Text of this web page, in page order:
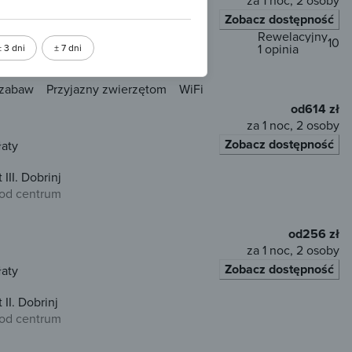
3 dni ± 7 dni
Zobacz dostępność
10
Rewelacyjny
1 opinia
Przyjazny zwierzętom
WiFi
od614 zł
za 1 noc, 2 osoby
Zobacz dostępność
III. Dobrinj
centrum
od256 zł
za 1 noc, 2 osoby
Zobacz dostępność
II. Dobrinj
centrum